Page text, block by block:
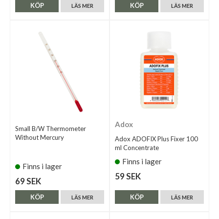
LÄS MER
KÖP LÄS MER
KÖP
Small B/W Thermometer
Without Mercury
Finns i lager
69 SEK
LÄS MER
KÖP
Adox
Adox ADOFIX Plus Fixer 100
ml Concentrate
Finns i lager
59 SEK
LÄS MER
KÖP